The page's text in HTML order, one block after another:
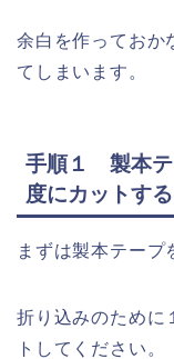
余白を作っておか
てしまいます。
手順１ 製本テ
度にカットする
まずは製本テープ
折り込みのために
トしてください。